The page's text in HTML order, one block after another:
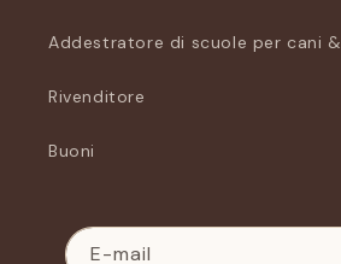
Addestratore di scuole per cani &
Rivenditore
Buoni
E-mail